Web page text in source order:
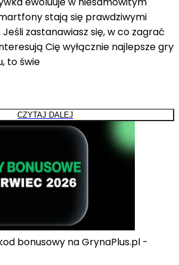
stają się prawdziwymi
zastanawiasz się, w co zagrać
Cię wyłącznie najlepsze gry
to świe
CZYTAJ DALEJ
bonusowy na GrynaPlus.pl -